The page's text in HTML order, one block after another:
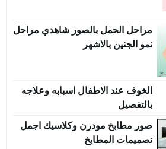
مراحل الحمل بالصور شاهدي مراحل
نمو الجنين بالاشهر
الخوف عند الاطفال اسبابه وعلاجه
بالتفصيل
صور مطابخ مودرن وكلاسيك اجمل
تصميمات المطابخ